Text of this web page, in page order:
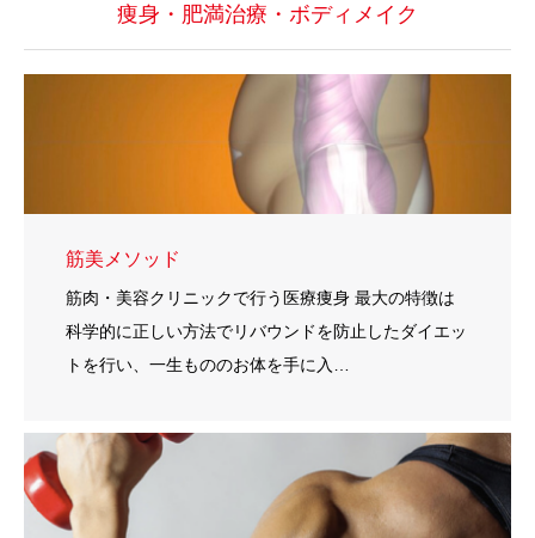
痩身・肥満治療・ボディメイク
筋美メソッド
筋肉・美容クリニックで行う医療痩身 最大の特徴は
科学的に正しい方法でリバウンドを防止したダイエッ
トを行い、一生もののお体を手に入…